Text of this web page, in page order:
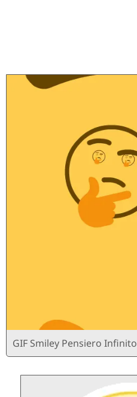
GIF Smiley Pensiero Infinito